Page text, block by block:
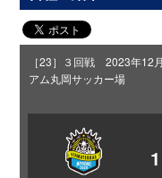
［23］３回戦 2023年
アム丸岡サッカー場
1